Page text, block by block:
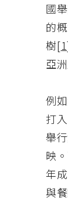
國
的
樹[1
亞
例
打
舉
映
年
與